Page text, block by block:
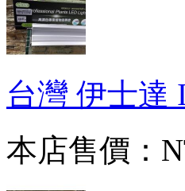
台灣 伊士達
本店售價：